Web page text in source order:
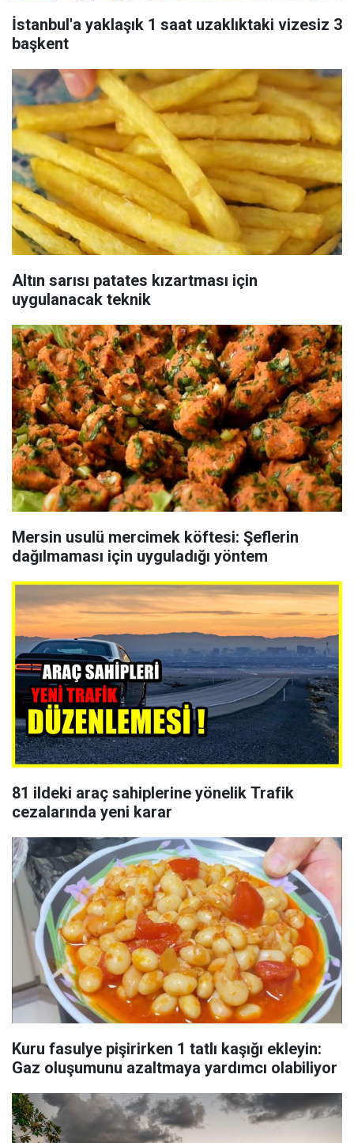
İstanbul'a yaklaşık 1 saat uzaklıktaki vizesiz 3
başkent
Altın sarısı patates kızartması için
uygulanacak teknik
Mersin usulü mercimek köftesi: Şeflerin
dağılmaması için uyguladığı yöntem
81 ildeki araç sahiplerine yönelik Trafik
cezalarında yeni karar
Kuru fasulye pişirirken 1 tatlı kaşığı ekleyin:
Gaz oluşumunu azaltmaya yardımcı olabiliyor